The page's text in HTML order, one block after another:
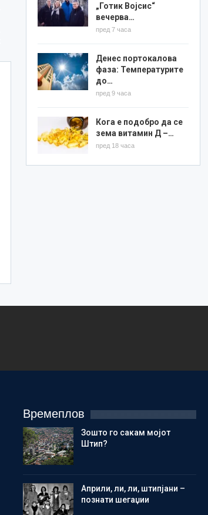
„Готик Војсис“
вечерва…
пред 7 часа
Денес портокалова
фаза: Температурите
до…
пред 9 часа
Кога е подобро да се
зема витамин Д –…
пред 18 часа
Времеплов
Зошто го сакам мојот
Штип?
Aприли, ли, ли, штипјани –
познати шегаџии